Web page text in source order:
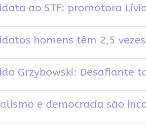
ao STF: promotora
homens têm 2,5
Grzybowski: Desafiante
e democracia são